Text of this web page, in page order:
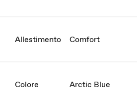
Allestimento Comfort
Colore Arctic Blue